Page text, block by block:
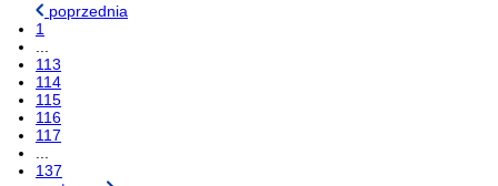
poprzednia
1
113
114
115
116
117
137